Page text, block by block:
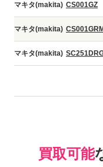
マキタ(makita) CS001GZ
マキタ(makita)
マキタ(makita)
買取可能